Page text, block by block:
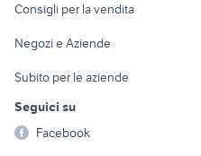
Fotografia
Telefonia
Consigli per la vendita
Negozi e Aziende
Subito per le aziende
Seguici su
Facebook